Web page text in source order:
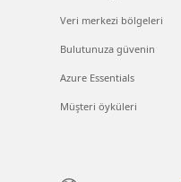
Veri merkezi bölgeleri
Bulutunuza güvenin
Azure Essentials
Müşteri öyküleri